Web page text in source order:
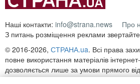
Наші контакти: info@strana.news Про
З питань розміщення реклами
© 2016-2026, СТРАНА.ua. Всі права
повне використання матеріалів
дозволяється лише за умови прямого
систем гіперпосилання на